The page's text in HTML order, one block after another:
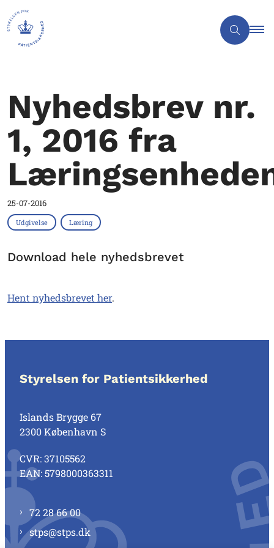
Nyhedsbrev nr.
1, 2016 fra
25-07-2016
Udgivelse Læring
Download hele nyhedsbrevet
Hent nyhedsbrevet her.
Styrelsen for Patientsikkerhed
Islands Brygge 67
2300 København S
CVR: 37105562
EAN: 5798000363311
72 28 66 00
stps@stps.dk